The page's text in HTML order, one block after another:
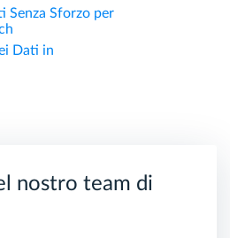
Senza Sforzo per
Dati in
nostro team di